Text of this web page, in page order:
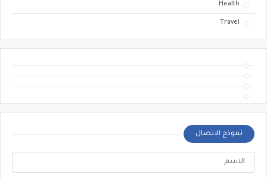
Health
Travel
نموذج الاتصال